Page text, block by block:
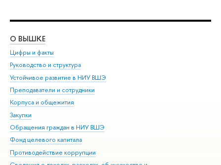
О ВЫШКЕ
Цифры и факты
Руководство и структура
Устойчивое развитие в НИУ ВШЭ
Преподаватели и сотрудники
Корпуса и общежития
Закупки
Обращения граждан в НИУ ВШЭ
Фонд целевого капитала
Противодействие коррупции